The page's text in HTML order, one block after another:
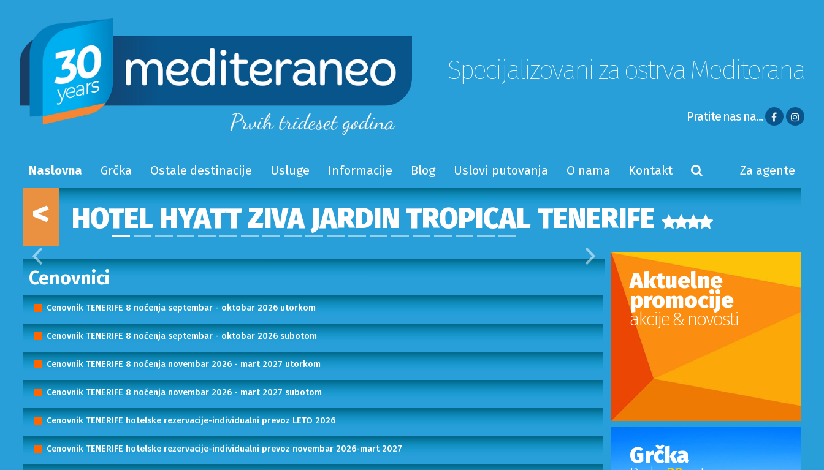
Specijalizovani za ostrva Mediterana
Pratite nas na...
Naslovna Grčka Ostale destinacije Usluge Informacije Blog Uslovi putovanja O nama Kontakt Za agente
< HOTEL HYATT ZIVA JARDIN TROPICAL TENERIFE
Prethodni Sledeci
Cenovnici
Cenovnik TENERIFE 8 noćenja septembar - oktobar 2026 utorkom
Cenovnik TENERIFE 8 noćenja septembar - oktobar 2026 subotom
Cenovnik TENERIFE 8 noćenja novembar 2026 - mart 2027 utorkom
Cenovnik TENERIFE 8 noćenja novembar 2026 - mart 2027 subotom
Cenovnik TENERIFE hotelske rezervacije-individualni prevoz LETO 2026
Cenovnik TENERIFE hotelske rezervacije-individualni prevoz novembar 2026-mart 2027
Aktuelne
promocije
akcije & novosti
Grčka